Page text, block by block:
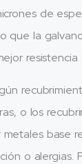
de
que la
resistencia
o los
base
o alergias.